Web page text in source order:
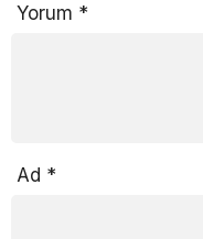
Yorum *
Ad *